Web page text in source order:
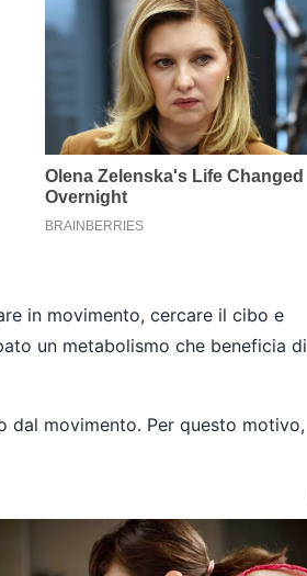
in movimento, cercare il cibo e
un metabolismo che beneficia di
dal movimento. Per questo motivo,